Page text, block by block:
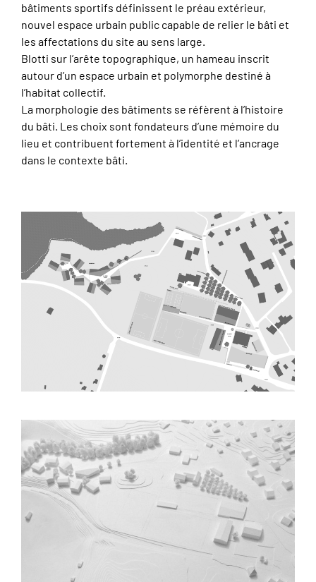
bâtiments sportifs définissent le préau extérieur,
nouvel espace urbain public capable de relier le bâti et
les affectations du site au sens large.
Blotti sur l’arête topographique, un hameau inscrit
autour d’un espace urbain et polymorphe destiné à
l’habitat collectif.
La morphologie des bâtiments se réfèrent à l’histoire
du bâti. Les choix sont fondateurs d’une mémoire du
lieu et contribuent fortement à l’identité et l’ancrage
dans le contexte bâti.